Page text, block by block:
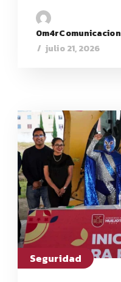
0m4rComunicacion
julio 21, 2026
Seguridad